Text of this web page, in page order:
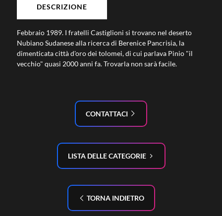
DESCRIZIONE
Febbraio 1989. I fratelli Castiglioni si trovano nel deserto
Nubiano Sudanese alla ricerca di Berenice Pancrisia, la
dimenticata città d'oro dei tolomei, di cui parlava Pinio "il
vecchio" quasi 2000 anni fa. Trovarla non sarà facile.
CONTATTACI
LISTA DELLE CATEGORIE
TORNA INDIETRO